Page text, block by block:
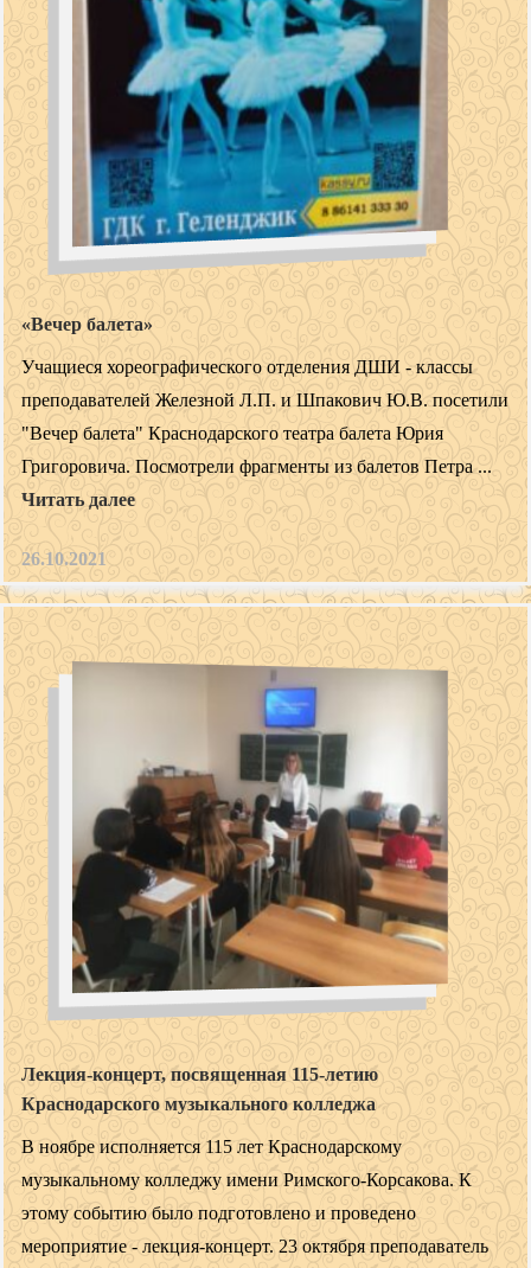
«Вечер балета»
Учащиеся хореографического отделения ДШИ - классы
преподавателей Железной Л.П. и Шпакович Ю.В. посетили
"Вечер балета" Краснодарского театра балета Юрия
Григоровича. Посмотрели фрагменты из балетов Петра ...
Читать далее
26.10.2021
Лекция-концерт, посвященная 115-летию
Краснодарского музыкального колледжа
В ноябре исполняется 115 лет Краснодарскому
музыкальному колледжу имени Римского-Корсакова. К
этому событию было подготовлено и проведено
мероприятие - лекция-концерт. 23 октября преподаватель